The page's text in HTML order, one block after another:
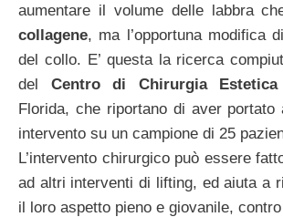
aumentare il volume delle labbra
collagene, ma l’opportuna modifica
del collo. E’ questa la ricerca
del Centro di Chirurgia Estetica
Florida, che riportano di aver portato
intervento su un campione di 25
L’intervento chirurgico può essere
ad altri interventi di lifting, ed aiuta a
il loro aspetto pieno e giovanile, contro